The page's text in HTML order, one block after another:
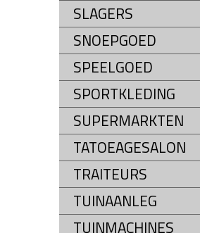
SLAGERS
SNOEPGOED
SPEELGOED
SPORTKLEDING
SUPERMARKTEN
TATOEAGESALON
TRAITEURS
TUINAANLEG
TUINMACHINES